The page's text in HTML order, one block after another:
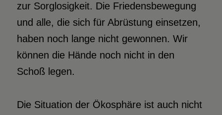
zur Sorglosigkeit. Die Friedensbewegung
und alle, die sich für Abrüstung einsetzen,
haben noch lange nicht gewonnen. Wir
können die Hände noch nicht in den
Schoß legen.
Die Situation der Ökosphäre ist auch nicht